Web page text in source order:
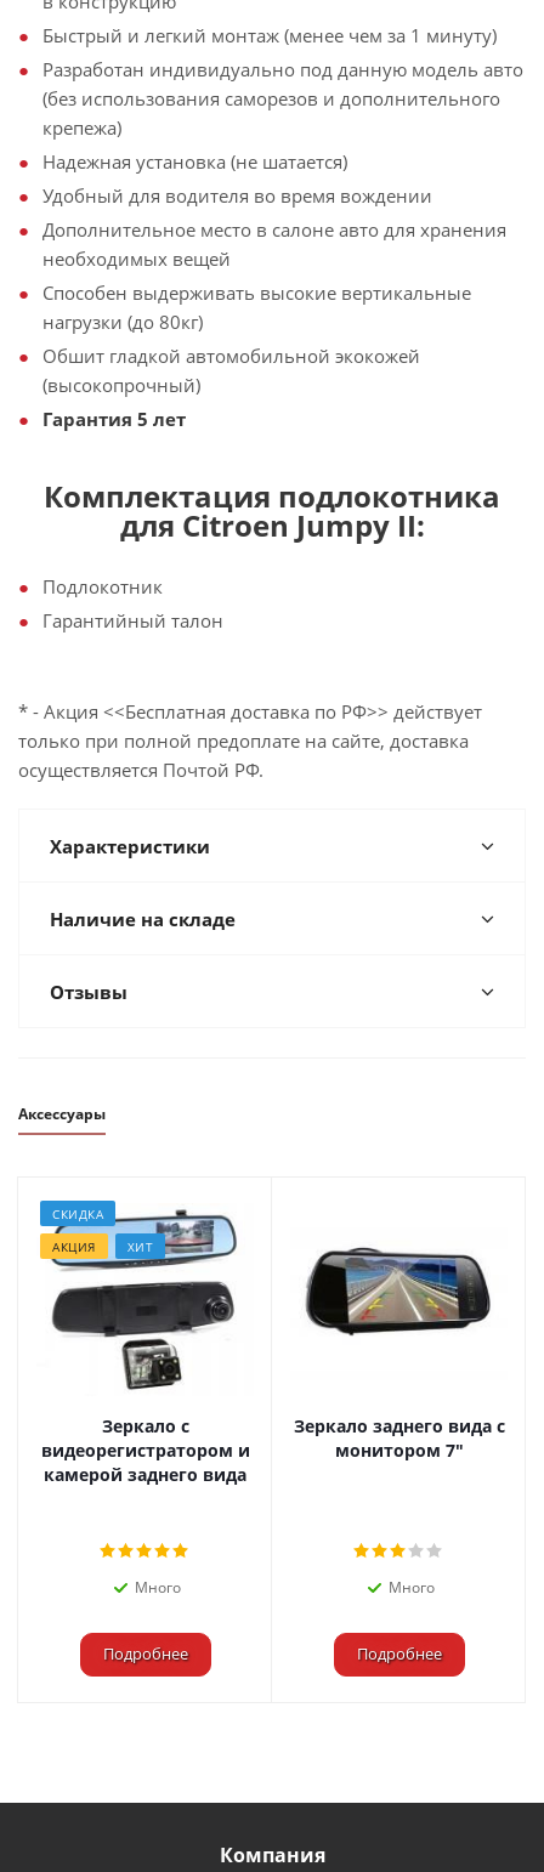
Быстрый и легкий монтаж (менее чем за 1 минуту)
Разработан индивидуально под данную модель авто
(без использования саморезов и дополнительного
крепежа)
Надежная установка (не шатается)
Удобный для водителя во время вождении
Дополнительное место в салоне авто для хранения
необходимых вещей
Способен выдерживать высокие вертикальные
нагрузки (до 80кг)
Обшит гладкой автомобильной экокожей
(высокопрочный)
Гарантия 5 лет
Комплектация подлокотника
для Citroen Jumpy II:
Подлокотник
Гарантийный талон
* - Акция <<Бесплатная доставка по РФ>> действует
только при полной предоплате на сайте, доставка
осуществляется Почтой РФ.
Характеристики
Наличие на складе
Отзывы
Аксессуары
СКИДКА
АКЦИЯ
ХИТ
Зеркало с
видеорегистратором и
камерой заднего вида
Много
Подробнее
Зеркало заднего вида с
монитором 7"
Много
Подробнее
Компания